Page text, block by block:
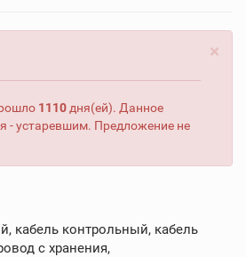
×
1110 дня(ей). Данное
- устаревшим. Предложение не
кабель контрольный, кабель
с хранения,